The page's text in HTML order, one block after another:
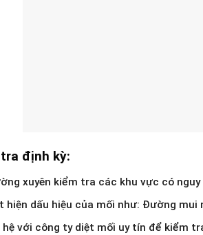
định kỳ:
xuyên kiểm tra các khu vực có
hiện dấu hiệu của mối như: Đường
hệ với công ty diệt mối uy tín để kiểm